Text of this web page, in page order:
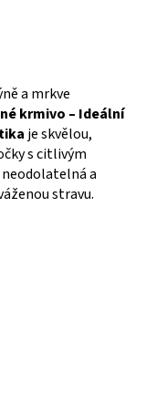
a mrkve
krmivo – Ideální
je skvělou,
s citlivým
a
stravu.